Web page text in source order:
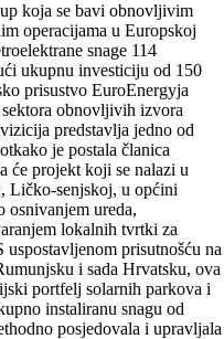
koja se bavi obnovljivim
operacijama u Europskoj
snage 114
ukupnu investiciju od 150
prisustvo EuroEnergyja
obnovljivih izvora
predstavlja jedno od
je postala članica
će projekt koji se nalazi u
Ličko-senjskoj, u općini
osnivanjem ureda,
lokalnih tvrtki za
prisutnošću na
i sada Hrvatsku, ova
portfelj solarnih parkova i
instaliranu snagu od
posjedovala i upravljala